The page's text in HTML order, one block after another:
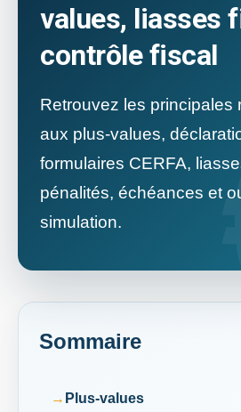
values, liasses
contrôle fiscal
Retrouvez les principales
aux plus-values,
formulaires CERFA,
pénalités, échéances et
simulation.
Sommaire
Plus-values